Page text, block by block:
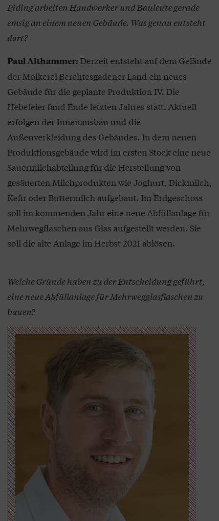
Piding arbeiten Handwerker und Bauleute gerade
emsig an einem neuen Gebäude. Was genau entsteht
dort?
Paul Althammer: Derzeit entsteht auf dem Gelände
der Molkerei Berchtesgadener Land ein neues
Gebäude für die geplante Produktion IV. Die
Hebefeier fand Ende letzten Jahres statt. Aktuell
erfolgen der Innenausbau und die
Außenverkleidung des Gebäudes. In dem neuen
Produktionsgebäude wird im ersten Stock eine neue
Sauermilchabteilung für die Herstellung von
gesäuerten Milchprodukten wie Joghurt, Dickmilch,
Kefir oder Buttermilch aufgebaut. Im Erdgeschoss
soll im kommenden Jahr eine neue Abfüllanlage für
Mehrwegflaschen aus Glas aufgestellt werden. Sie
soll die alte Anlage im Herbst 2021 ablösen.
Welche Gründe haben zu der Entscheidung geführt,
eine neue Abfüllanlage für Mehrwegglasflaschen zu
bauen?